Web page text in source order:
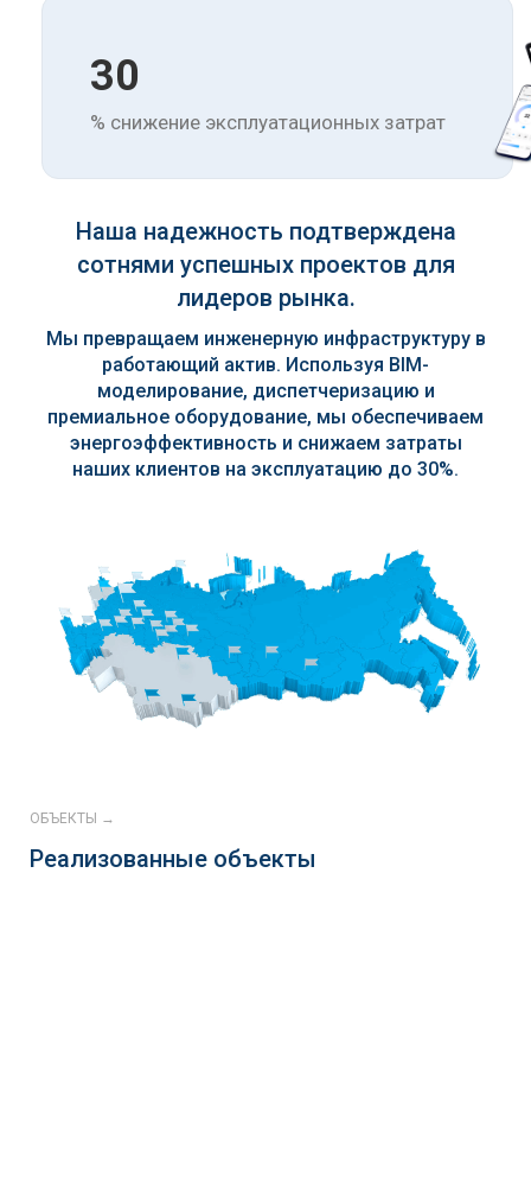
30
% снижение эксплуатационных затрат
Наша надежность подтверждена
сотнями успешных проектов для
лидеров рынка.
Мы превращаем инженерную инфраструктуру в
работающий актив. Используя BIM-
моделирование, диспетчеризацию и
премиальное оборудование, мы обеспечиваем
энергоэффективность и снижаем затраты
наших клиентов на эксплуатацию до 30%.
ОБЪЕКТЫ →
Реализованные объекты